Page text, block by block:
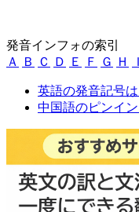
発音インフォの索引
Ａ
Ｂ Ｃ Ｄ Ｅ Ｆ Ｇ Ｈ Ｉ
英語の発音記号
中国語のピンイ